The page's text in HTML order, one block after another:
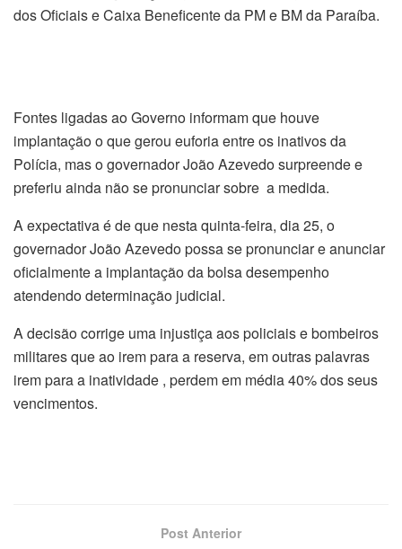
dos Oficiais e Caixa Beneficente da PM e BM da Paraíba.
Fontes ligadas ao Governo informam que houve
implantação o que gerou euforia entre os inativos da
Polícia, mas o governador João Azevedo surpreende e
preferiu ainda não se pronunciar sobre a medida.
A expectativa é de que nesta quinta-feira, dia 25, o
governador João Azevedo possa se pronunciar e anunciar
oficialmente a implantação da bolsa desempenho
atendendo determinação judicial.
A decisão corrige uma injustiça aos policiais e bombeiros
militares que ao irem para a reserva, em outras palavras
irem para a inatividade , perdem em média 40% dos seus
vencimentos.
Post Anterior